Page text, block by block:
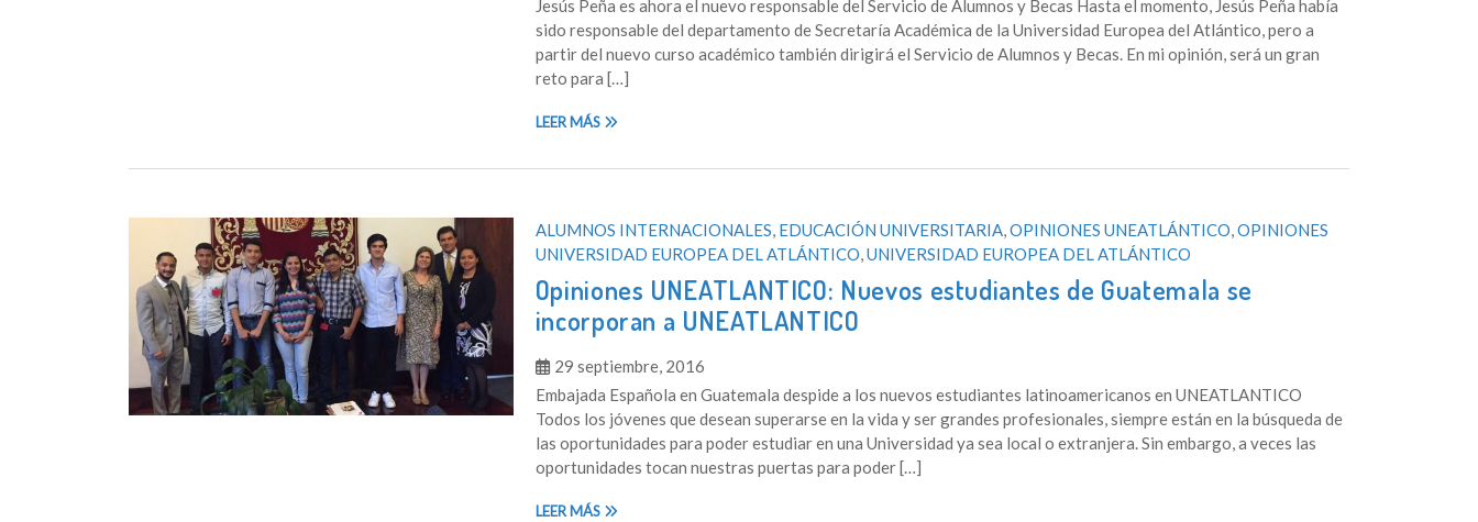
Jesús Peña es ahora el nuevo responsable del Servicio de Alumnos y Becas Hasta el momento, Jesús Peña había
sido responsable del departamento de Secretaría Académica de la Universidad Europea del Atlántico, pero a
partir del nuevo curso académico también dirigirá el Servicio de Alumnos y Becas. En mi opinión, será un gran
reto para […]
LEER MÁS
ALUMNOS INTERNACIONALES, EDUCACIÓN UNIVERSITARIA,OPINIONES UNEATLÁNTICO,OPINIONES
UNIVERSIDAD EUROPEA DEL ATLÁNTICO,UNIVERSIDAD EUROPEA DEL ATLÁNTICO
Opiniones UNEATLANTICO: Nuevos estudiantes de Guatemala se
incorporan a UNEATLANTICO
29 septiembre, 2016
Embajada Española en Guatemala despide a los nuevos estudiantes latinoamericanos en UNEATLANTICO
Todos los jóvenes que desean superarse en la vida y ser grandes profesionales, siempre están en la búsqueda de
las oportunidades para poder estudiar en una Universidad ya sea local o extranjera. Sin embargo, a veces las
oportunidades tocan nuestras puertas para poder […]
LEER MÁS